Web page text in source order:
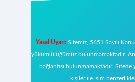
Yasal Uyarı:Sitemiz, 5651 Sayılı
yükümlülüğümüz bulunmamaktadır.
bağlantısı bulunmamaktadır.
kişiler ile isim